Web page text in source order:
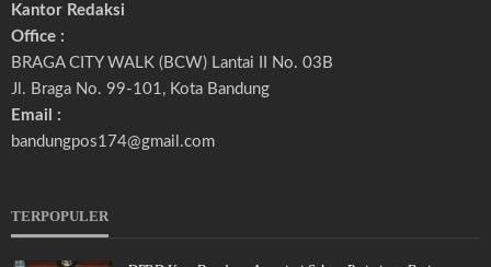
Kantor Redaksi
Office :
BRAGA CITY WALK (BCW) Lantai II No. 03B
Jl. Braga No. 99-101, Kota Bandung
Email :
bandungpos174@gmail.com
TERPOPULER